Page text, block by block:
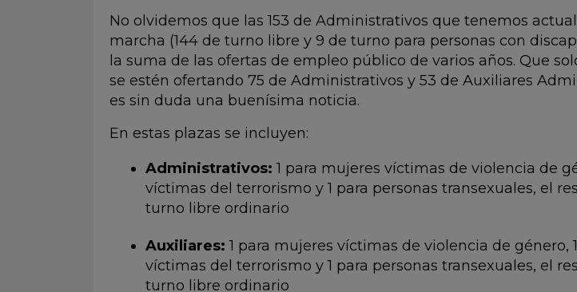
No olvidemos que las 153 de Administrativos que tenemos
marcha (144 de turno libre y 9 de turno para personas con
la suma de las ofertas de empleo público de varios años. Que
se estén ofertando 75 de Administrativos y 53 de Auxiliares
es sin duda una buenísima noticia.
En estas plazas se incluyen:
Administrativos:1 para mujeres víctimas de violencia de
víctimas del terrorismo y 1 para personas transexuales, el
turno libre ordinario
Auxiliares:1 para mujeres víctimas de violencia de género,
víctimas del terrorismo y 1 para personas transexuales, el
turno libre ordinario